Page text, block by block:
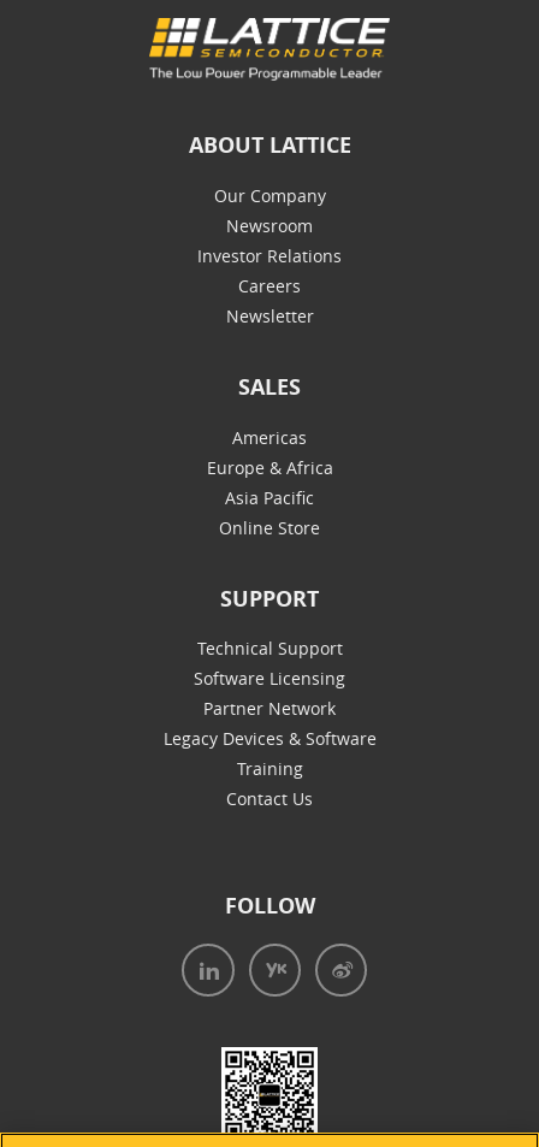
ABOUT LATTICE
Our Company
Newsroom
Investor Relations
Careers
Newsletter
SALES
Americas
Europe & Africa
Asia Pacific
Online Store
SUPPORT
Technical Support
Software Licensing
Partner Network
Legacy Devices & Software
Training
Contact Us
FOLLOW